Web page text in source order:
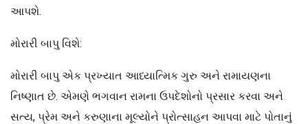
આપશે.
મોરારી બાપુ વિશે:
મોરારી બાપુ એક પ્રખ્યાત આધ્યાત્મિક ગુરુ અને રામાયણના
નિષ્ણાત છે. એમણે ભગવાન રામના ઉપદેશોનો પ્રસાર કરવા અને
સત્ય, પ્રેમ અને કરુણાના મૂલ્યોને પ્રોત્સાહન આપવા માટે પોતાનું